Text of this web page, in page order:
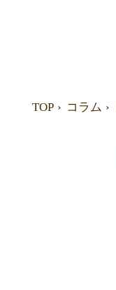
TOP コラム